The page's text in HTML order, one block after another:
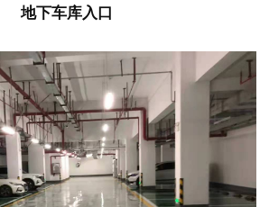
地下车库入口